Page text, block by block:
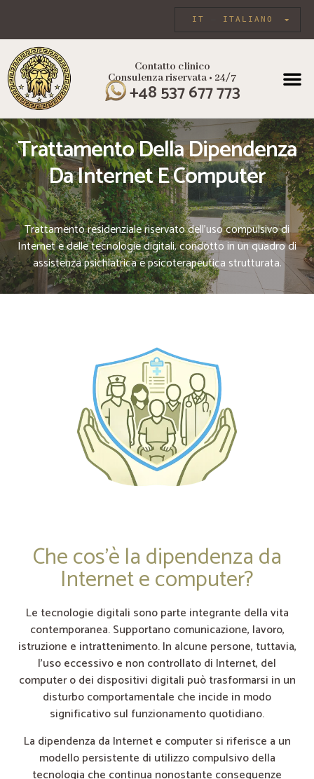
ITALIANO
IT
Contatto clinico
Consulenza riservata • 24/7
+48 537 677 773
Trattamento Della Dipendenza
Da Internet E Computer
Trattamento residenziale riservato dell’uso compulsivo di
Internet e delle tecnologie digitali, condotto in un quadro di
assistenza psichiatrica e psicoterapeutica strutturata.
Che cos’è la dipendenza da
Internet e computer?
Le tecnologie digitali sono parte integrante della vita
contemporanea. Supportano comunicazione, lavoro,
istruzione e intrattenimento. In alcune persone, tuttavia,
l’uso eccessivo e non controllato di Internet, del
computer o dei dispositivi digitali può trasformarsi in un
disturbo comportamentale che incide in modo
significativo sul funzionamento quotidiano.
La dipendenza da Internet e computer si riferisce a un
modello persistente di utilizzo compulsivo della
tecnologia che continua nonostante conseguenze